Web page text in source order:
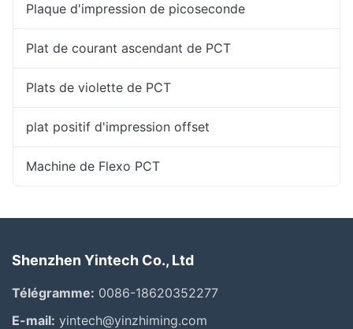
Plaque d'impression de picoseconde
Plat de courant ascendant de PCT
Plats de violette de PCT
plat positif d'impression offset
Machine de Flexo PCT
Shenzhen Yintech Co., Ltd
Télégramme: 0086-18620352277
E-mail: yintech@yinzhiming.com